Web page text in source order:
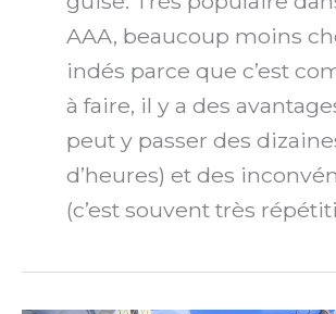
AAA, beaucoup moins
indés parce que c’est
à faire, il y a des
peut y passer des
d’heures) et des
(c’est souvent très